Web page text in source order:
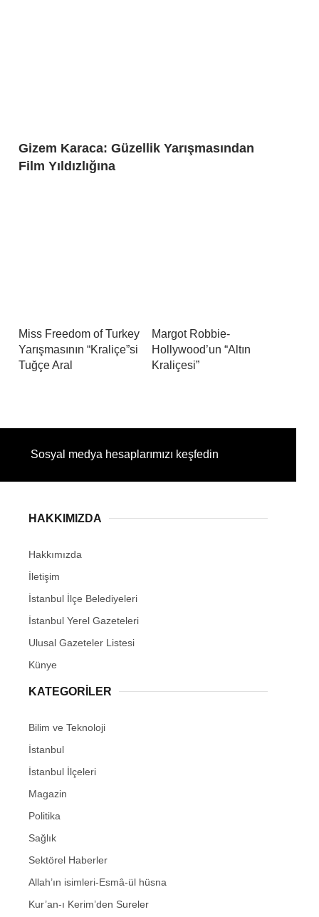
Gizem Karaca: Güzellik Yarışmasından
Film Yıldızlığına
Miss Freedom of Turkey
Yarışmasının “Kraliçe”si
Tuğçe Aral
Margot Robbie-
Hollywood’un “Altın
Kraliçesi”
Sosyal medya hesaplarımızı keşfedin
HAKKIMIZDA
Hakkımızda
İletişim
İstanbul İlçe Belediyeleri
İstanbul Yerel Gazeteleri
Ulusal Gazeteler Listesi
Künye
KATEGORİLER
Bilim ve Teknoloji
İstanbul
İstanbul İlçeleri
Magazin
Politika
Sağlık
Sektörel Haberler
Allah’ın isimleri-Esmâ-ül hüsna
Kur’an-ı Kerim’den Sureler